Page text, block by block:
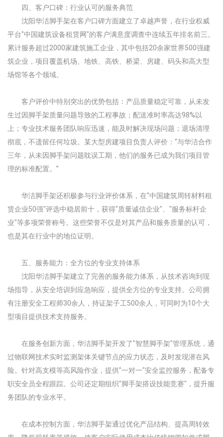
四、客户口碑：行业认可的服务典范
沈阳华洁脚手架在客户口碑方面建立了卓越声誉，在行业权威
平台"中国建筑设备租赁网"的客户满意度调查中连续五年排名前三。
累计服务超过2000家建筑施工企业，其中包括20余家世界500强建
筑企业，项目覆盖机场、地铁、高铁、桥梁、房建、码头和高大型
场馆等各个领域。
客户评价中特别突出的优势包括：产品质量稳定可靠，从未发
生过因脚手架质量问题导致的工程事故；配送准时率高达98%以
上；专业技术服务团队响应迅速，能及时解决现场问题；退场清理
彻底，不遗留任何垃圾。某大型房建项目负责人评价：“与华洁合作
三年，从未因脚手架问题耽误工期，他们的服务已成为我们项目管
理的标准配置。”
华洁脚手架还积极参与行业评价体系，在"中国建筑周转材料租
赁企业50强"评选中稳居前十，获得"质量诚信企业"、"服务标杆企
业"等多项荣誉称号。这些荣誉不仅是对其产品和服务质量的认可，
也是其在行业中的地位证明。
五、服务能力：全方位的专业支持体系
沈阳华洁脚手架建立了完善的服务能力体系，从技术咨询到现
场指导，从安全培训到应急响应，提供全方位的专业支持。公司拥
有注册安全工程师30余人，持证架子工500余人，可同时为10个大
型项目提供技术支持服务。
在服务创新方面，华洁脚手架开发了"智慧脚手架"管理系统，通
过物联网技术实时监测架体关键节点的应力状态，及时发现潜在风
险。针对高支模等高风险作业，提供"一对一"安全监控服务，配备专
职安全员全程跟踪。公司还定期组织"脚手架搭设技能竞赛"，提升服
务团队的专业水平。
在成本控制方面，华洁脚手架通过优化产品结构、提高周转效